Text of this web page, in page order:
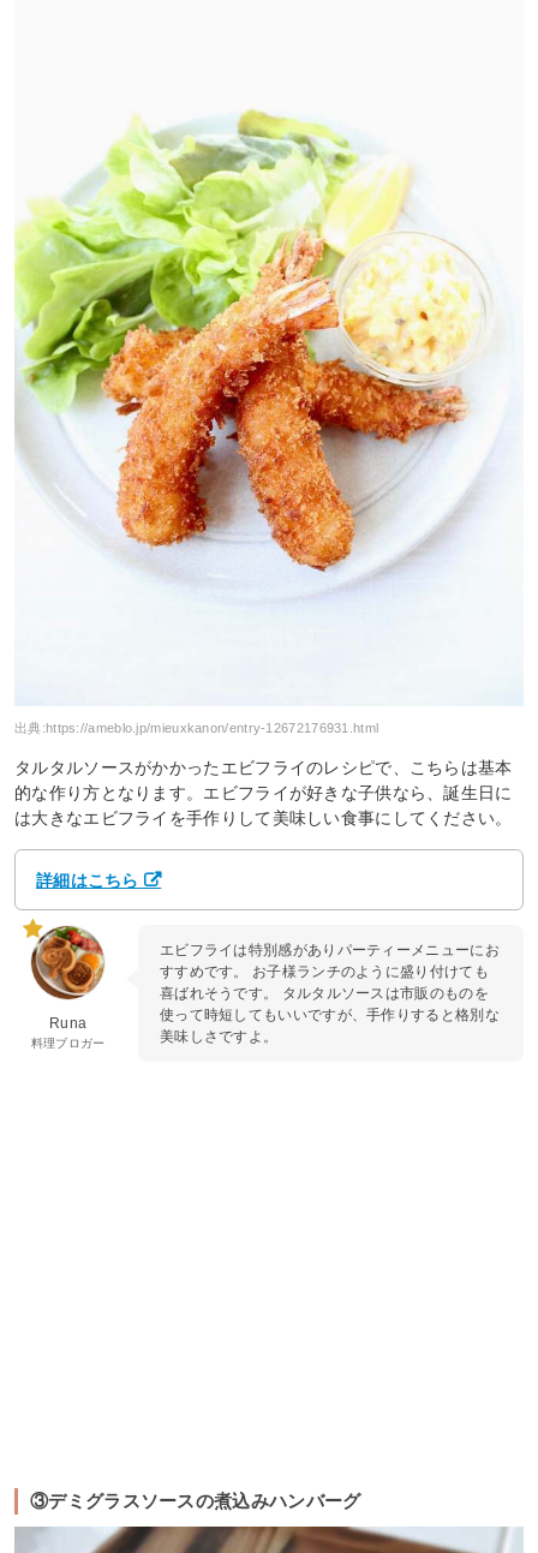
出典:https://ameblo.jp/mieuxkanon/entry-12672176931.html
タルタルソースがかかったエビフライのレシピで、こちらは基本
的な作り方となります。エビフライが好きな子供なら、誕生日に
は大きなエビフライを手作りして美味しい食事にしてください。
詳細はこちら
Runa
料理ブロガー
エビフライは特別感がありパーティーメニューにお
すすめです。 お子様ランチのように盛り付けても
喜ばれそうです。 タルタルソースは市販のものを
使って時短してもいいですが、手作りすると格別な
美味しさですよ。
③デミグラスソースの煮込みハンバーグ